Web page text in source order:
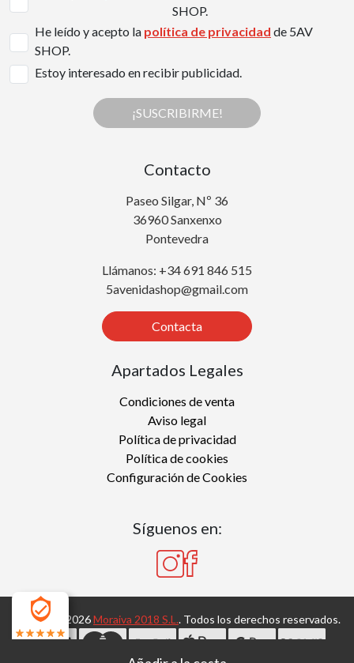
SHOP.
He leído y acepto la política de privacidad de 5AV
SHOP.
Estoy interesado en recibir publicidad.
¡SUSCRIBIRME!
Contacto
Paseo Silgar, Nº 36
36960 Sanxenxo
Pontevedra
Llámanos: +34 691 846 515
5avenidashop@gmail.com
Contacta
Apartados Legales
Condiciones de venta
Aviso legal
Política de privacidad
Política de cookies
Configuración de Cookies
Síguenos en:
Copyright 2026Moraiva 2018 S.L.. Todos los derechos reservados.